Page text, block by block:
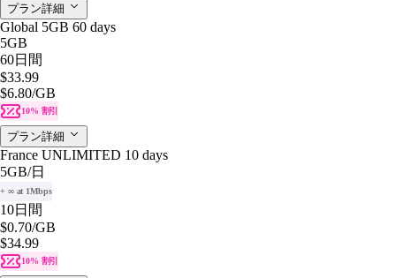
プラン詳細
Global 5GB 60 days
5GB
60日間
$33.99
$6.80/GB
10% 割引
プラン詳細
France UNLIMITED 10 days
5GB/日
+ ∞ at 1Mbps
10日間
$0.70/GB
$34.99
10% 割引